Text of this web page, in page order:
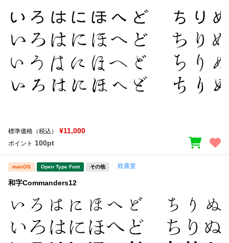
標準価格（税込） ¥11,000
ポイント 100pt
macOS Open Type Font その他 欣喜堂
和字Commanders12